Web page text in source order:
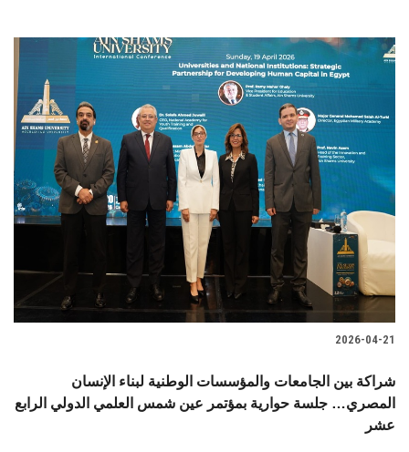
2026-04-21
شراكة بين الجامعات والمؤسسات الوطنية لبناء الإنسان
المصري… جلسة حوارية بمؤتمر عين شمس العلمي الدولي الرابع
عشر